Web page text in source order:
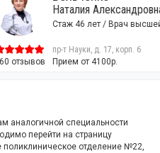
высшей категории
корп. 6
аналогичной специальности
перейти на страницу
отделение №22,